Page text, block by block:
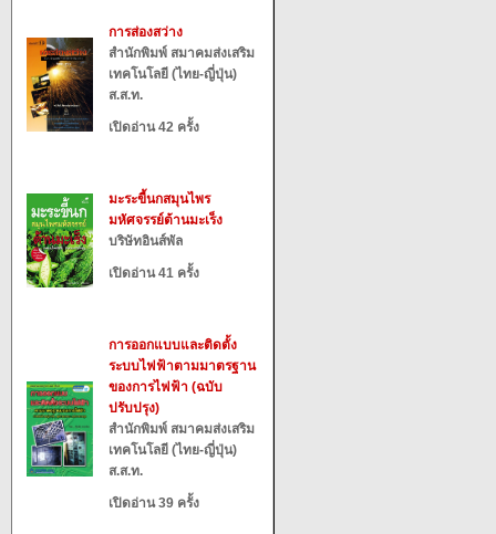
การส่องสว่าง
สำนักพิมพ์ สมาคมส่งเสริม
เทคโนโลยี (ไทย-ญี่ปุ่น)
ส.ส.ท.
เปิดอ่าน 42 ครั้ง
มะระขี้นกสมุนไพร
มหัศจรรย์ต้านมะเร็ง
บริษัทอินส์พัล
เปิดอ่าน 41 ครั้ง
การออกแบบและติดตั้ง
ระบบไฟฟ้าตามมาตรฐาน
ของการไฟฟ้า (ฉบับ
ปรับปรุง)
สำนักพิมพ์ สมาคมส่งเสริม
เทคโนโลยี (ไทย-ญี่ปุ่น)
ส.ส.ท.
เปิดอ่าน 39 ครั้ง